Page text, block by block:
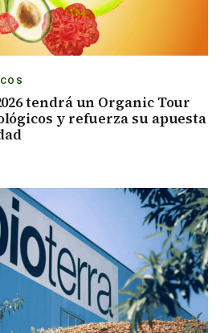
tendrá un Organic Tour
y refuerza su apuesta